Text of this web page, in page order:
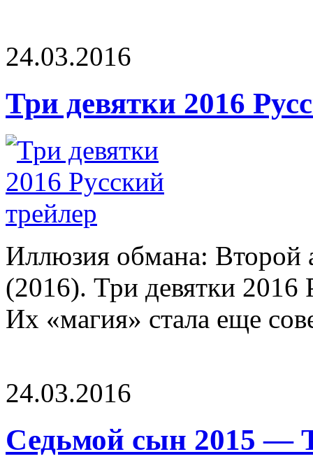
24.03.2016
Три девятки 2016
Иллюзия обмана: Второй
(2016). Три девятки 2016
Их «магия» стала еще
24.03.2016
Седьмой сын 2015 —